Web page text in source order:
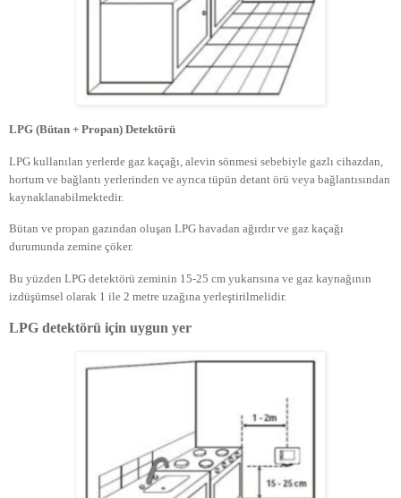
LPG (Bütan + Propan) Detektörü
LPG kullanılan yerlerde gaz kaçağı, alevin sönmesi sebebiyle gazlı cihazdan,
hortum ve bağlantı yerlerinden ve ayrıca tüpün detant örü veya bağlantısından
kaynaklanabilmektedir.
Bütan ve propan gazından oluşan LPG havadan ağırdır ve gaz kaçağı
durumunda zemine çöker.
Bu yüzden LPG detektörü zeminin 15-25 cm yukarısına ve gaz kaynağının
izdüşümsel olarak 1 ile 2 metre uzağına yerleştirilmelidir.
LPG detektörü için uygun yer